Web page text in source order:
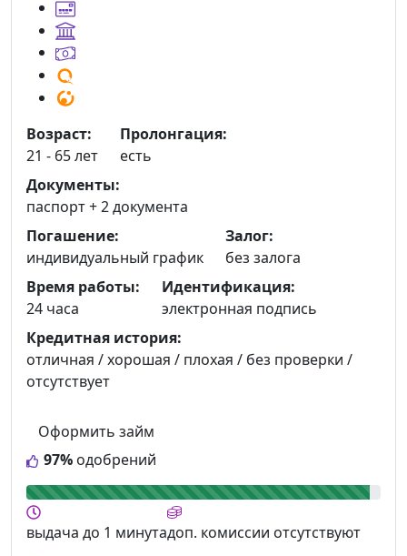
97% одобрений
Оформить займ
Возраст:
21 - 65 лет
Пролонгация:
есть
Документы:
паспорт +2 документа
Погашение:
индивидуальный график
Залог:
без залога
Время работы:
24 часа
Идентификация:
электронная подпись
Кредитная история:
отличная / хорошая / плохая / без проверки /
отсутствует
выдача до 1 минутадоп. комиссии отсутствуют